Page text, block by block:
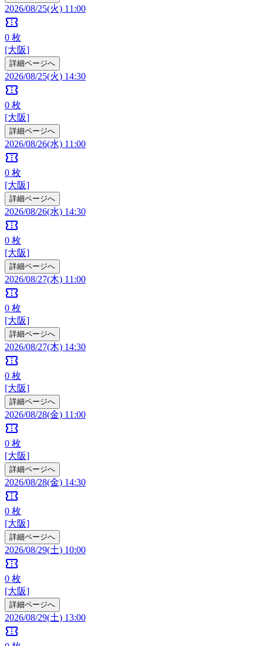
2026/08/25(火) 11:00
confirmation_number
0 枚
[大阪]
詳細ページへ
2026/08/25(火) 14:30
confirmation_number
0 枚
[大阪]
詳細ページへ
2026/08/26(水) 11:00
confirmation_number
0 枚
[大阪]
詳細ページへ
2026/08/26(水) 14:30
confirmation_number
0 枚
[大阪]
詳細ページへ
2026/08/27(木) 11:00
confirmation_number
0 枚
[大阪]
詳細ページへ
2026/08/27(木) 14:30
confirmation_number
0 枚
[大阪]
詳細ページへ
2026/08/28(金) 11:00
confirmation_number
0 枚
[大阪]
詳細ページへ
2026/08/28(金) 14:30
confirmation_number
0 枚
[大阪]
詳細ページへ
2026/08/29(土) 10:00
confirmation_number
0 枚
[大阪]
詳細ページへ
2026/08/29(土) 13:00
confirmation_number